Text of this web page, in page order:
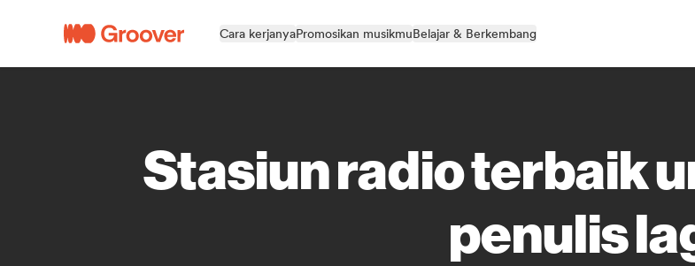
Cara kerjanyaPromosikan musikmuBelajar & Berkembang
Stasiun radio terbaik
penulis